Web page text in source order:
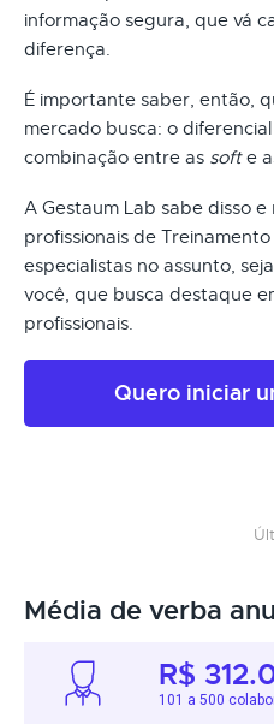
informação segura, que vá
diferença.
É importante saber, então,
mercado busca: o
combinação entre as softe
A Gestaum Lab sabe disso e
profissionais de
especialistas no assunto,
você, que busca destaque
profissionais.
Quero iniciar
Média de verba
R$
101 a 500